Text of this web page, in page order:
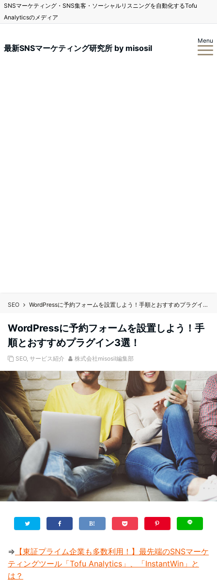
SNSマーケティング・SNS集客・ソーシャルリスニングを自動化するTofu
Analyticsのメディア
最新SNSマーケティング研究所 by misosil
Menu
SEO WordPressに予約フォームを設置しよう！手順とおすすめプラグイン3選！
WordPressに予約フォームを設置しよう！手
順とおすすめプラグイン3選！
SEO, サービス紹介 株式会社misosil編集部
⇒ 【東証プライム企業も多数利用！】最先端のSNSマーケ
ティングツール「Tofu Analytics」、「InstantWin」と
は？